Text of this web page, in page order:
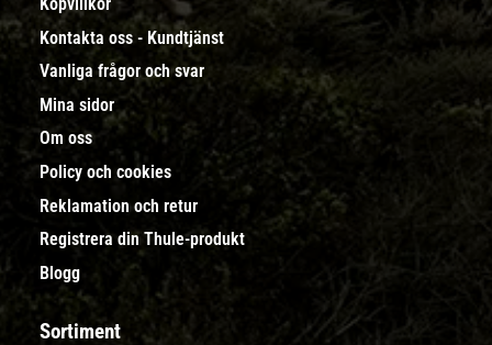
Kontakta oss - Kundtjänst
Vanliga frågor och svar
Mina sidor
Om oss
Policy och cookies
Reklamation och retur
Registrera din Thule-produkt
Blogg
Sortiment